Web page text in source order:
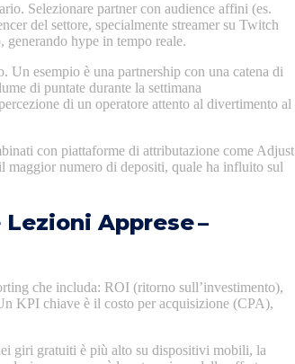
Selezionare partner con audience affini (es.
del settore, specialmente streamer su Twitch
hype in tempo reale.
esempio è una partnership con una catena di
di puntate durante la settimana
di un operatore attento al divertimento al
con piattaforme di attributazione come Adjust
maggior numero di depositi, quale ha influito sul
Apprese –
che includa: ROI (ritorno sull’investimento),
KPI chiave è il costo per acquisizione (CPA),
giri gratuiti è più alto su dispositivi mobili, la